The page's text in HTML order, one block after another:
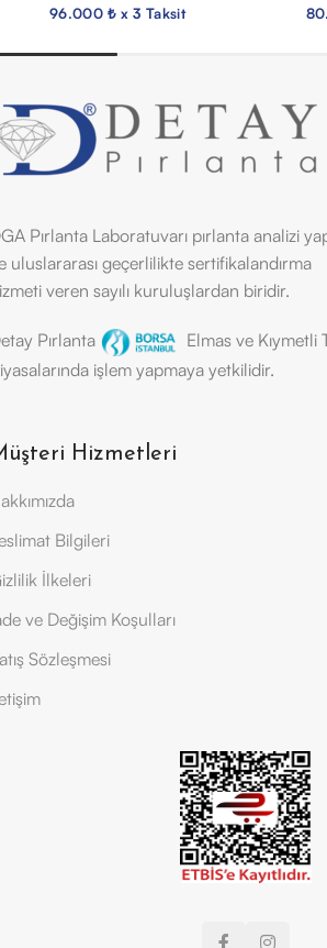
96.000 ₺ x 3 Taksit
Pırlanta Laboratuvarı pırlanta analizi
uluslararası geçerlilikte sertifikalandırma
veren sayılı kuruluşlardan biridir.
Pırlanta
Elmas ve Kıymetli
işlem yapmaya yetkilidir.
Hizmetleri
Bilgileri
İlkeleri
ve Değişim Koşulları
Sözleşmesi